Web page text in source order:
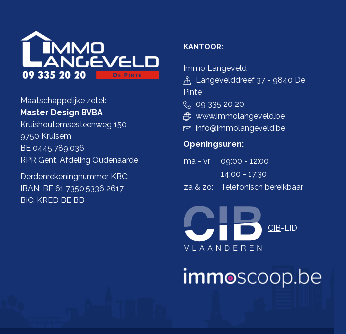
Maatschappelijke zetel:
Master Design BVBA
Kruishoutemsesteenweg 150
9750 Kruisem
BE 0445.789.036
RPR Gent, Afdeling Oudenaarde
Derdenrekeningnummer KBC:
IBAN: BE 61 7350 5336 2617
BIC: KRED BE BB
KANTOOR:
Immo Langeveld
Langevelddreef 37 - 9840 De
Pinte
09 335 20 20
www.immolangeveld.be
info@immolangeveld.be
Openingsuren:
ma - vr
09:00 - 12:00
14:00 - 17:30
za & zo:
Telefonisch bereikbaar
CIB-LID